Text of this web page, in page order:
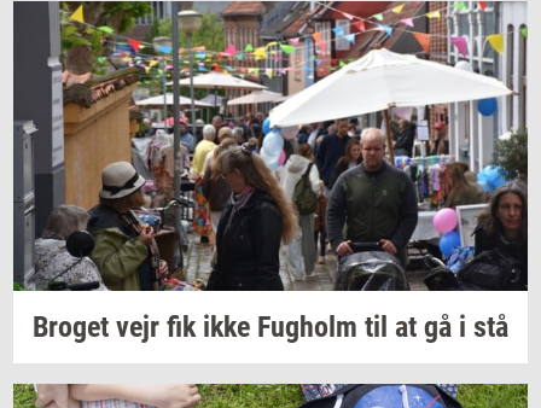
Bro­get vejr fik ikke Fug­holm til at gå i stå